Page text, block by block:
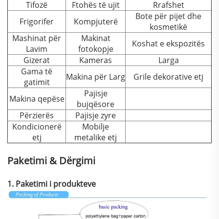
Tifozë Ftohës të ujit
Rrafshet
Frigorifer
Kompjuterë
Bote për pijet dhe
kosmetikë
Mashinat për
Lavim
Makinat
fotokopje
Koshat e ekspozitës
Gizerat
Kameras
Larga
Gama të
gatimit
Makina për Larg Grile dekorative etj
Makina qepëse
Pajisje
bujqësore
Përzierës
Pajisje zyre
Kondicionerë
etj
Mobilje
metalike etj
Paketimi & Dërgimi
1. Paketimi i produkteve